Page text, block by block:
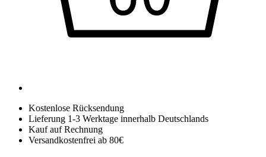
Kostenlose Rücksendung
Lieferung 1-3 Werktage innerhalb Deutschlands
Kauf auf Rechnung
Versandkostenfrei ab 80€